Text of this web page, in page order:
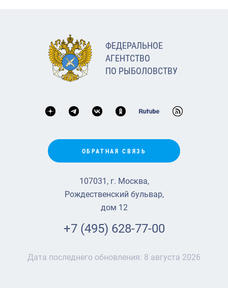
ФЕДЕРАЛЬНОЕ
АГЕНТСТВО
ПО РЫБОЛОВСТВУ
ОБРАТНАЯ СВЯЗЬ
107031, г. Москва,
Рождественский бульвар,
дом 12
+7 (495) 628-77-00
Дата последнего обновления: 8 августа 2026